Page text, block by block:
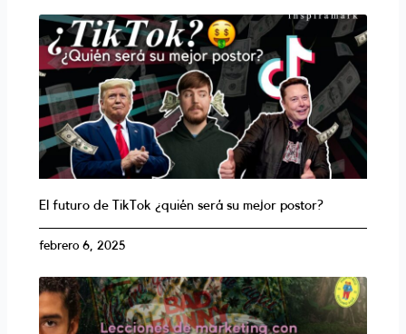
El futuro de TikTok ¿quién será su mejor postor?
febrero 6, 2025
a
p